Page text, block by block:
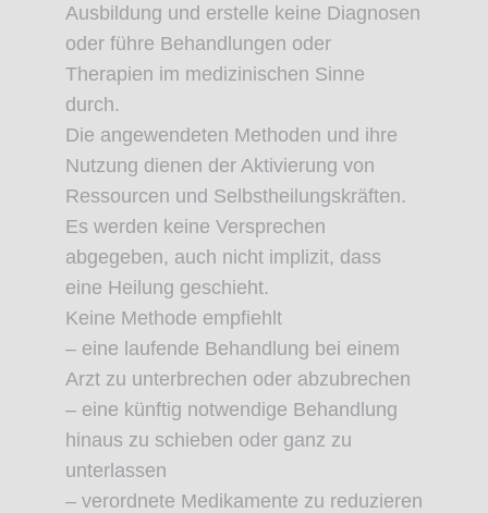
Ausbildung und erstelle keine Diagnosen
oder führe Behandlungen oder
Therapien im medizinischen Sinne
durch.
Die angewendeten Methoden und ihre
Nutzung dienen der Aktivierung von
Ressourcen und Selbstheilungskräften.
Es werden keine Versprechen
abgegeben, auch nicht implizit, dass
eine Heilung geschieht.
Keine Methode empfiehlt
– eine laufende Behandlung bei einem
Arzt zu unterbrechen oder abzubrechen
– eine künftig notwendige Behandlung
hinaus zu schieben oder ganz zu
unterlassen
– verordnete Medikamente zu reduzieren